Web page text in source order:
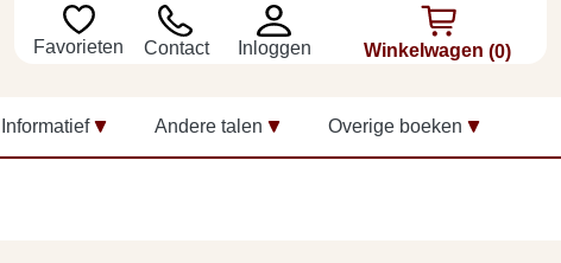
Favorieten Contact Inloggen Winkelwagen (0)
Informatief Andere talen Overige boeken